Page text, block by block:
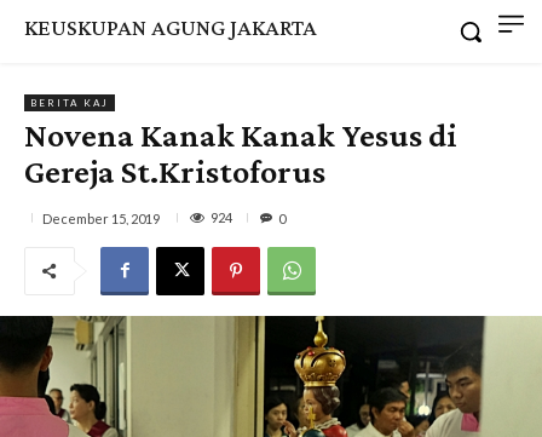
KEUSKUPAN AGUNG JAKARTA
BERITA KAJ
Novena Kanak Kanak Yesus di
Gereja St.Kristoforus
December 15, 2019 924 0